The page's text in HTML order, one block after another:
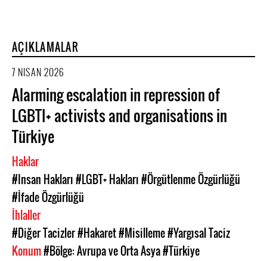
AÇIKLAMALAR
7 NISAN 2026
Alarming escalation in repression of
LGBTI+ activists and organisations in
Türkiye
Haklar
#Insan Hakları#LGBT+ Hakları#Örgütlenme Özgürlüğü
#İfade Özgürlüğü
İhlaller
#Diğer Tacizler#Hakaret#Misilleme#Yargısal Taciz
Konum#Bölge: Avrupa ve Orta Asya#Türkiye